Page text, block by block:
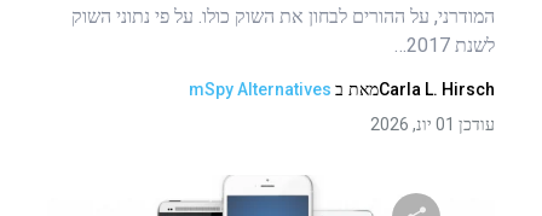
המודרני, על ההורים לבחון את השוק כולו. על פי נתוני השוק
לשנת 2017…
Carla L. Hirschמאת ב mSpy Alternatives
עודכן 01 יונ, 2026